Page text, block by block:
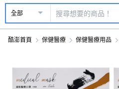
全部
酷澎首頁 保健醫療 保健醫療用品